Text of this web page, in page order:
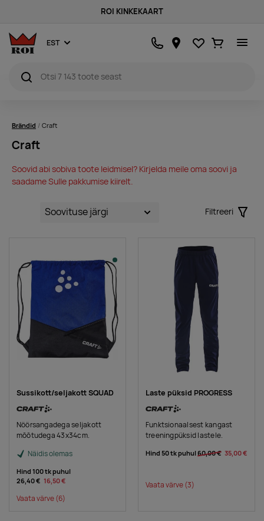
ROI KINKEKAART
EST Lemmikud
Ostukorv
Brändid Craft
Craft
Soovid abi sobiva toote leidmisel? Kirjelda meile oma soovi ja
saadame Sulle pakkumise kiirelt.
Filtreeri
Filter
Sussikott/seljakott SQUAD
Nöörsangadega seljakott
mõõtudega 43x34cm.
Näidis olemas
Hind 100 tk puhul
26,40 € 16,50 €
Vaata värve(6)
Laste püksid PROGRESS
Funktsionaalsest kangast
treeningpüksid lastele.
Hind 50 tk puhul60,00 € 35,00 €
Vaata värve(3)